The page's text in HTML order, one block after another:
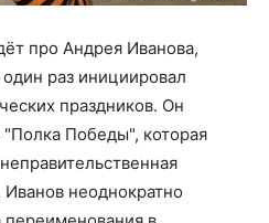
про Андрея Иванова,
раз инициировал
праздников. Он
"Полка Победы", которая
Иванов неоднократно